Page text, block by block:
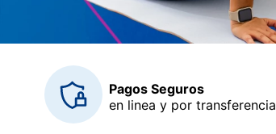
Pagos Seguros
en linea y por transferencia